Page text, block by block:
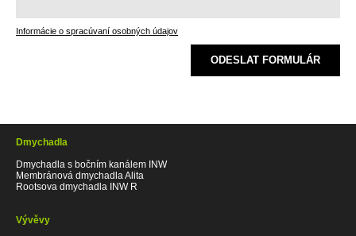
Informácie o spracúvaní osobných údajov
ODESLAT FORMULÁR
Dmychadla
Dmychadla s bočním kanálem INW
Membránová dmychadla Alita
Rootsova dmychadla INW R
Vývěvy